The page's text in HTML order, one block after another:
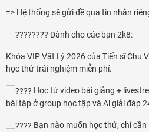
=> Hệ thống sẽ gửi đề qua tin nhắn
Dành cho các bạn 2k8:
Khóa VIP Vật Lý 2026 của Tiến sĩ Chu
học thử trải nghiệm miễn phí.
Học từ video bài giảng +
bài tập ở group học tập và Al giải đáp
Bạn nào muốn học thử, chỉ cần